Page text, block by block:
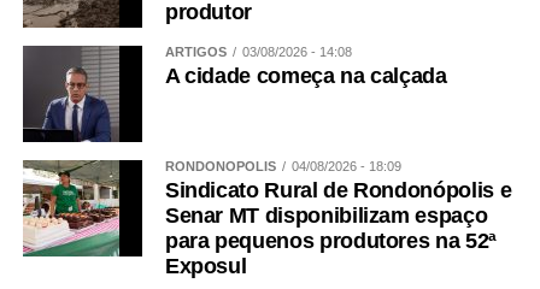
produtor
ARTIGOS 03/08/2026 - 14:08
A cidade começa na calçada
RONDONÓPOLIS 04/08/2026 - 18:09
Sindicato Rural de Rondonópolis e
Senar MT disponibilizam espaço
para pequenos produtores na 52ª
Exposul